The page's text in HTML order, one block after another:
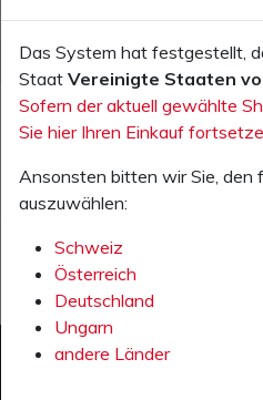
DETAILS WEITERE
Dieser Artikel ist in der Regel
Herstellerlager verfügbar.
Das System hat festgestellt,
Staat Vereinigte Staaten
Sofern der aktuell gewählte
Sie hier Ihren Einkauf
Ansonsten bitten wir Sie, den
auszuwählen:
Schweiz
Österreich
Deutschland
Ungarn
andere Länder